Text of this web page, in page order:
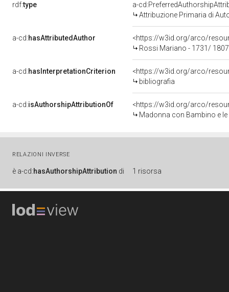
rdf:type
a-
Attribuzione Primaria di
a-cd:hasAttributedAuthor
<https://w3id.org/arco/
Rossi Mariano - 1731/ 1807
a-cd:hasInterpretationCriterion
<https://w3id.org/arco/
bibliografia
a-cd:isAuthorshipAttributionOf
<https://w3id.org/arco/
Madonna con Bambino e le
RELAZIONI INVERSE
è a-cd:hasAuthorshipAttribution di 1 risorsa